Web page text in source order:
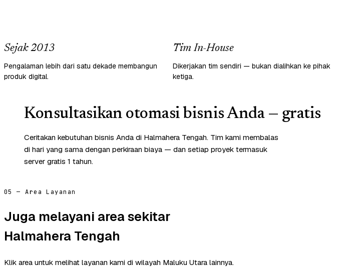
Sejak 2013
Pengalaman lebih dari satu dekade membangun
produk digital.
Tim In-House
Dikerjakan tim sendiri — bukan dialihkan ke pihak
ketiga.
Konsultasikan otomasi bisnis Anda — gratis
Ceritakan kebutuhan bisnis Anda di Halmahera Tengah. Tim kami membalas
di hari yang sama dengan perkiraan biaya — dan setiap proyek termasuk
server gratis 1 tahun.
05 — Area Layanan
Juga melayani area sekitar
Halmahera Tengah
Klik area untuk melihat layanan kami di wilayah Maluku Utara lainnya.